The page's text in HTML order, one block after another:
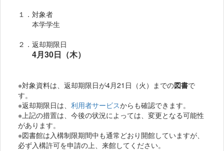
１．対象者
本学学生
２．返却期限日
4月30日（木）
※対象資料は、返却期限日が4月21日（火）までの図書で
す。
※返却期限日は、 利用者サービスからも確認できます。
※上記の措置は、今後の状況によっては、変更となる可能性
があります。
※図書館は入構制限期間中も通常どおり開館していますが、
必ず入構許可を申請の上、来館してください。